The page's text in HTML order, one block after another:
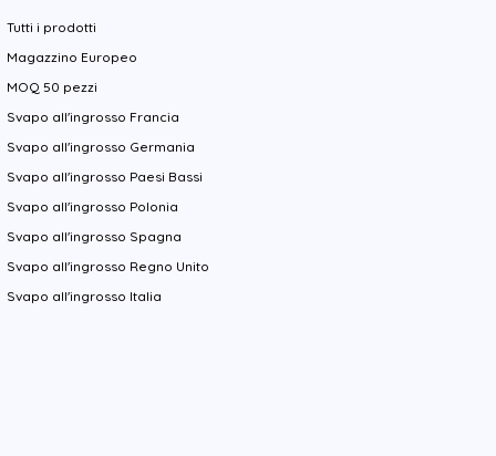
Tutti i prodotti
Magazzino Europeo
MOQ 50 pezzi
Svapo all'ingrosso Francia
Svapo all'ingrosso Germania
Svapo all'ingrosso Paesi Bassi
Svapo all'ingrosso Polonia
Svapo all'ingrosso Spagna
Svapo all'ingrosso Regno Unito
Svapo all'ingrosso Italia